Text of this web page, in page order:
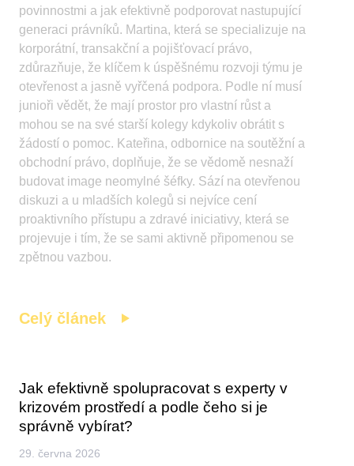
povinnostmi a jak efektivně podporovat nastupující
generaci právníků. Martina, která se specializuje na
korporátní, transakční a pojišťovací právo,
zdůrazňuje, že klíčem k úspěšnému rozvoji týmu je
otevřenost a jasně vyřčená podpora. Podle ní musí
junioři vědět, že mají prostor pro vlastní růst a
mohou se na své starší kolegy kdykoliv obrátit s
žádostí o pomoc. Kateřina, odbornice na soutěžní a
obchodní právo, doplňuje, že se vědomě nesnaží
budovat image neomylné šéfky. Sází na otevřenou
diskuzi a u mladších kolegů si nejvíce cení
proaktivního přístupu a zdravé iniciativy, která se
projevuje i tím, že se sami aktivně připomenou se
zpětnou vazbou.
Celý článek
Jak efektivně spolupracovat s experty v
krizovém prostředí a podle čeho si je
správně vybírat?
29. června 2026